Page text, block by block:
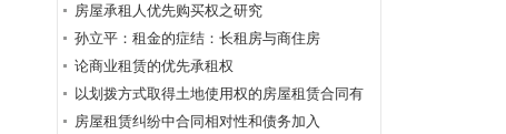
效
房屋承租人优先购买权之研究
孙立平：租金的症结：长租房与商住房
论商业租赁的优先承租权
以划拨方式取得土地使用权的房屋租赁合同有
效
房屋租赁纠纷中合同相对性和债务加入